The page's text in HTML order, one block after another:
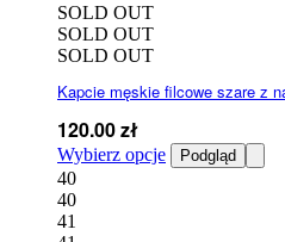
SOLD OUT
SOLD OUT
SOLD OUT
Kapcie męskie filcowe szare z
120.00zł
Wybierz opcje Ten
produkt
Podgląd
40
40
41